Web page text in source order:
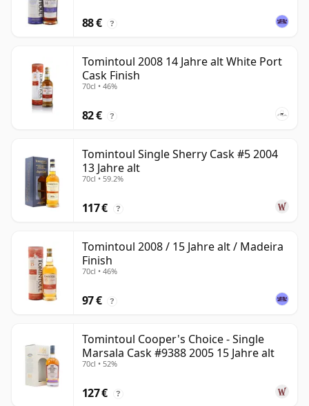
88 € ?
Tomintoul 2008 14 Jahre alt White Port
Cask Finish
70cl • 46%
82 € ?
Tomintoul Single Sherry Cask #5 2004
13 Jahre alt
70cl • 59.2%
117 € ?
Tomintoul 2008 / 15 Jahre alt / Madeira
Finish
70cl • 46%
97 € ?
Tomintoul Cooper's Choice - Single
Marsala Cask #9388 2005 15 Jahre alt
70cl • 52%
127 € ?